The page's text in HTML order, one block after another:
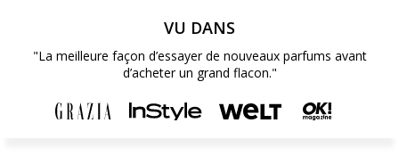
VU DANS
"La meilleure façon d’essayer de nouveaux parfums avant
d’acheter un grand flacon."